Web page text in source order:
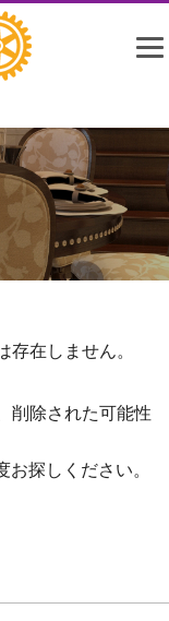
在しません。
削除された可能性
探しください。